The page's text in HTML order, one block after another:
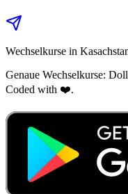
Wechselkurse in
Genaue Wechselkurse:
Coded with ❤️.